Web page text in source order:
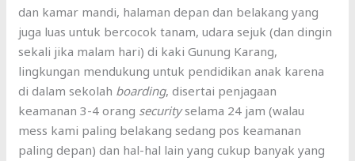
dan kamar mandi, halaman depan dan belakang yang
juga luas untuk bercocok tanam, udara sejuk (dan dingin
sekali jika malam hari) di kaki Gunung Karang,
lingkungan mendukung untuk pendidikan anak karena
di dalam sekolah boarding, disertai penjagaan
keamanan 3-4 orang securityselama 24 jam (walau
mess kami paling belakang sedang pos keamanan
paling depan) dan hal-hal lain yang cukup banyak yang